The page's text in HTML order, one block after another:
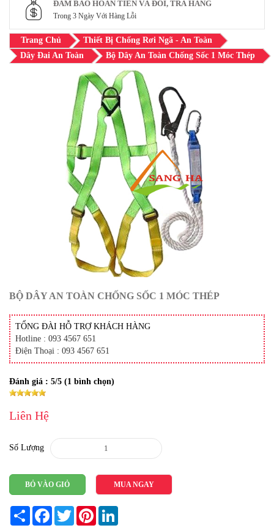
ĐẢM BẢO HOÀN TIỀN VÀ ĐỔI, TRẢ HÀNG
Trong 3 Ngày Với Hàng Lỗi
Trang Chủ
Thiết Bị Chống Rơi Ngã - An Toàn
Dây Đai An Toàn
Bộ Dây An Toàn Chống Sốc 1 Móc Thép
BỘ DÂY AN TOÀN CHỐNG SỐC 1 MÓC THÉP
TỔNG ĐÀI HỖ TRỢ KHÁCH HÀNG
Hotline : 093 4567 651
Điện Thoại : 093 4567 651
Đánh giá : 5/5 (1 bình chọn)
Liên Hệ
Số Lượng
BỎ VÀO GIỎ MUA NGAY
Share FacebookTwitterPinterest